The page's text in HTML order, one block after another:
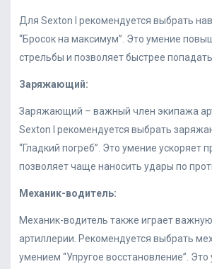
Для Sexton I рекомендуется выбрать
“Бросок на максимум”. Это умение
стрельбы и позволяет быстрее
Заряжающий:
Заряжающий – важный член экипажа
Sexton I рекомендуется выбрать
“Гладкий погреб”. Это умение ускоряет
позволяет чаще наносить удары по
Механик-водитель:
Механик-водитель также играет
артиллерии. Рекомендуется выбрать
умением “Упругое восстановление”.